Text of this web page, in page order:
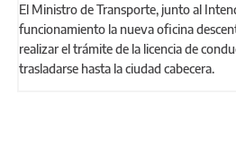
El Ministro de Transporte, junto al Intendente Matzkin, puso en
funcionamiento la nueva oficina
realizar el trámite de la licencia de
trasladarse hasta la ciudad cabecera.